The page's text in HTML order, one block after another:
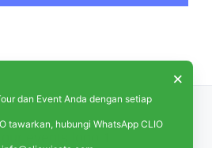
×
dan Event Anda dengan setiap
tawarkan, hubungi WhatsApp CLIO